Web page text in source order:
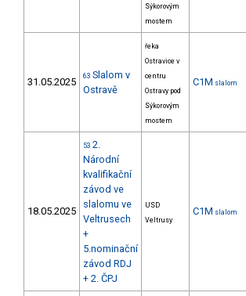
Sýkorovým
mostem
31.05.2025 63 Slalom v
Ostravě
řeka
Ostravice v
centru
Ostravy pod
Sýkorovým
mostem
C1M slalom
18.05.2025
53 2.
Národní
kvalifikační
závod ve
slalomu ve
Veltrusech
+
5.nominační
závod RDJ
+ 2. ČPJ
USD
Veltrusy
C1M slalom